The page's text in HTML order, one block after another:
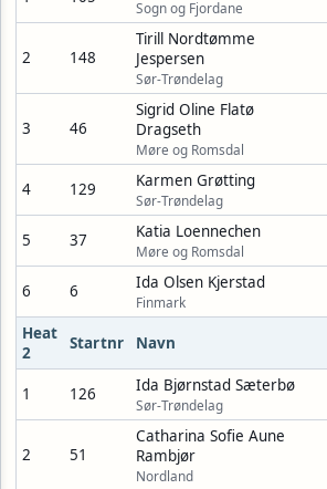
Sogn og Fjordane
2 148
Tirill Nordtømme
Jespersen
Sør-Trøndelag
3 46
Sigrid Oline Flatø
Dragseth
Møre og Romsdal
4 129 Karmen Grøtting
Sør-Trøndelag
5 37 Katia Loennechen
Møre og Romsdal
6 6 Ida Olsen Kjerstad
Finmark
Heat
2
Startnr Navn
1 126 Ida Bjørnstad Sæterbø
Sør-Trøndelag
2 51
Catharina Sofie Aune
Rambjør
Nordland